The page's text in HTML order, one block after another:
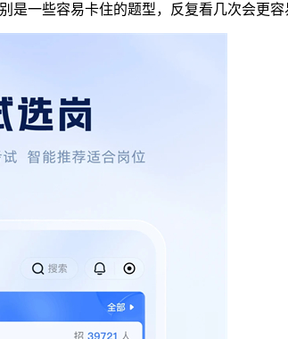
是一些容易卡住的题型，反复看几次会更容